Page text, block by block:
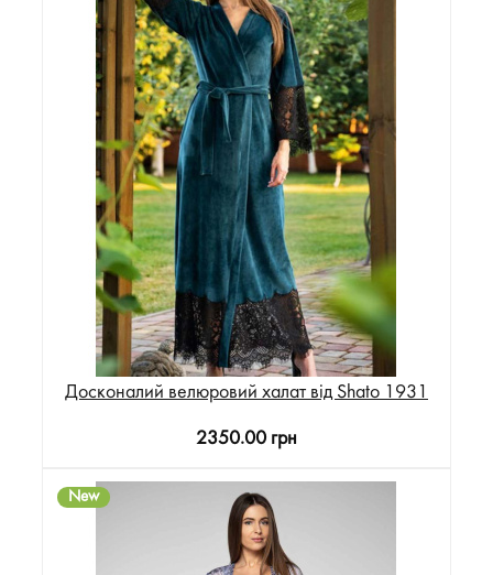
Досконалий велюровий халат від Shato 1931
2350.00 грн
New